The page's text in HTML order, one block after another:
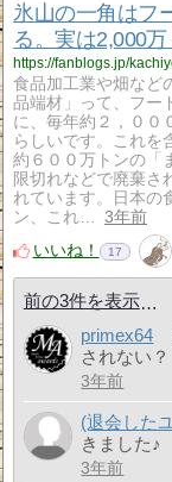
氷山の一角はフ
る。実は2,000
https://fanblogs.jp/
食品加工業や畑など
品端材」って、フー
に、毎年約２，００
らしいです。これを
約６００万トンの「
限切れなどで廃棄さ
れています。日本の
ン、これ…
3年前
いいね！
17
前の3件を表示
primex64
されない
3年前
(退会した
きました♪
3年前